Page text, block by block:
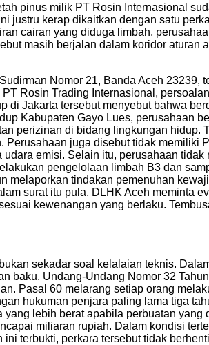
pinus milik PT Rosin Internasional
justru kerap dikaitkan dengan satu
cairan yang diduga limbah,
masih berjalan dalam koridor aturan
Nomor 21, Banda Aceh 23239,
Rosin Trading Internasional,
Jakarta tersebut menyebut bahwa
Kabupaten Gayo Lues, perusahaan
perizinan di bidang lingkungan hidup.
juga disebut tidak memiliki
emisi. Selain itu, perusahaan
pengelolaan limbah B3 dan
melaporkan tindakan pemenuhan
surat itu pula, DLHK Aceh meminta
kewenangan yang berlaku.
sekadar soal kelalaian teknis.
baku. Undang-Undang Nomor 32
Pasal 60 melarang setiap orang
hukuman penjara paling lama tiga
lebih berat apabila perbuatan yang
miliaran rupiah. Dalam kondisi
terbukti, perkara tersebut tidak